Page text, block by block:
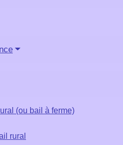
(ou bail à ferme)
rural